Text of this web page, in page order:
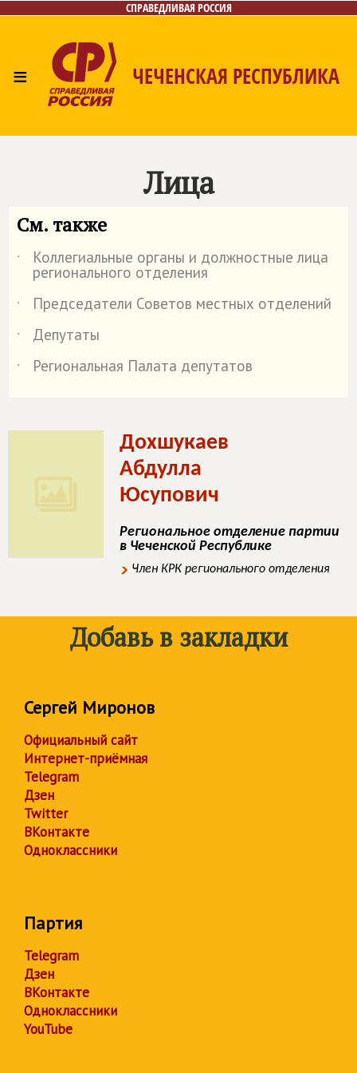
СПРАВЕДЛИВАЯ РОССИЯ
≡ ЧЕЧЕНСКАЯ РЕСПУБЛИКА
Контакты
Лица
См. также
˙ Коллегиальные органы и должностные лица
регионального отделения
˙
Председатели Советов местных отделений
˙
Депутаты
˙
Региональная Палата депутатов
Дохшукаев
Абдулла
Юсупович
Региональное отделение партии
в Чеченской Республике
Член КРК регионального отделения
Добавь в закладки
Сергей Миронов
Официальный сайт
Интернет-приёмная
Telegram
Дзен
Twitter
ВКонтакте
Одноклассники
Партия
Telegram
Дзен
ВКонтакте
Одноклассники
YouTube